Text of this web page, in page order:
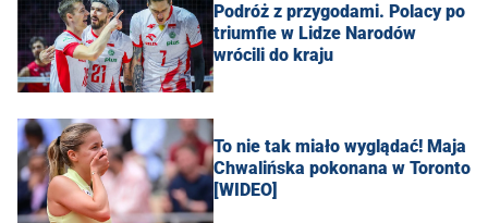
Podróż z przygodami. Polacy po
triumfie w Lidze Narodów
wrócili do kraju
To nie tak miało wyglądać! Maja
Chwalińska pokonana w Toronto
[WIDEO]